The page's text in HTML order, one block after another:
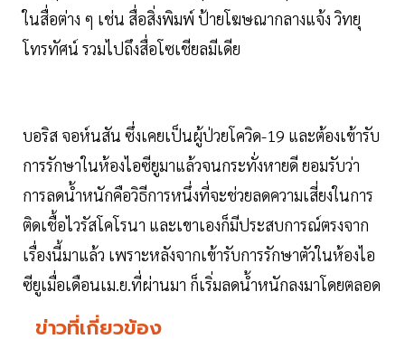
ในสื่อต่าง ๆ เช่น สื่อสิ่งพิมพ์ ป้ายโฆษณากลางแจ้ง วิทยุ
โทรทัศน์ รวมไปถึงสื่อโซเชียลมีเดีย
บอริส จอห์นสัน ซึ่งเคยเป็นผู้ป่วยโควิด-19 และต้องเข้ารับ
การรักษาในห้องไอซียูมาแล้วจนกระทั่งหายดี ยอมรับว่า
การลดน้ำหนักคือวิธีการหนึ่งที่จะช่วยลดความเสี่ยงในการ
ติดเชื้อไวรัสโคโรนา และเขาเองก็มีประสบการณ์ตรงจาก
เรื่องนี้มาแล้ว เพราะหลังจากเข้ารับการรักษาตัวในห้องไอ
ซียูเมื่อเดือนเม.ย.ที่ผ่านมา ก็เริ่มลดน้ำหนักลงมาโดยตลอด
ข่าวที่เกี่ยวข้อง